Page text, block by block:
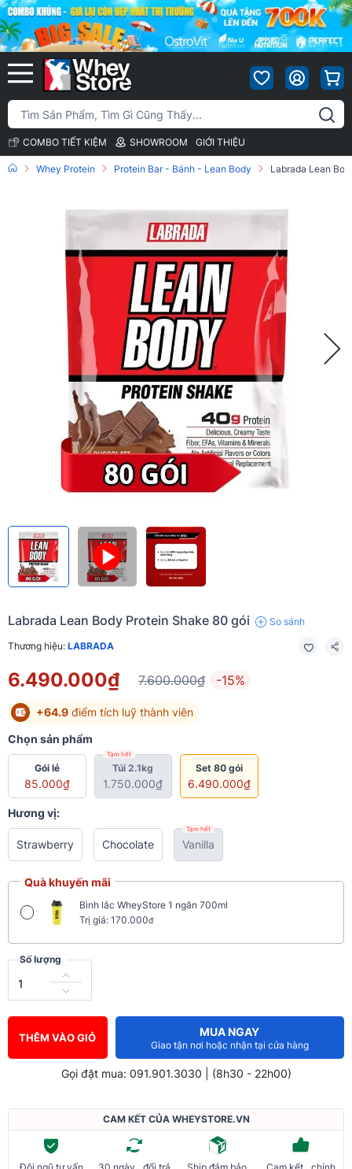
COMBO TIẾT KIỆM SHOWROOM GIỚI THIỆU
Whey Protein Protein Bar - Bánh - Lean Body Labrada Lean
Labrada Lean Body Protein Shake 80 gói So sánh
Thương hiệu: LABRADA
6.490.000₫ 7.600.000₫ -15%
+64.9 điểm tích luỹ thành viên
Chọn sản phẩm
Gói lẻ
85.000₫
Tạm hết
Túi 2.1kg
1.750.000₫
Set 80 gói
6.490.000₫
Hương vị:
Strawberry Chocolate
Tạm hết
Vanilla
Quà khuyến mãi
Bình lắc WheyStore 1 ngăn 700ml
Trị giá: 170.000đ
Số lượng
THÊM VÀO GIỎ MUA NGAY
Giao tận nơi hoặc nhận tại cửa hàng
Gọi đặt mua: 091.901.3030 | (8h30 - 22h00)
CAM KẾT CỦA WHEYSTORE.VN